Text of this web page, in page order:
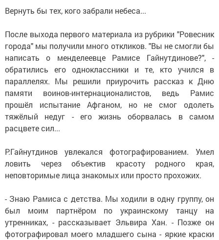
Вернуть бы тех, кого забрали небеса...
После выхода первого материала из рубрики "Ровесник
города" мы получили много откликов. "Вы не смогли бы
написать о менделеевце Рамисе Гайнутдинове?", -
обратились его одноклассники и те, кто учился в
параллелях. Мы решили приурочить рассказ к Дню
памяти воинов-интернационалистов, ведь Рамис
прошёл испытание Афганом, но не смог одолеть
тяжёлый недуг - его жизнь оборвалась в самом
расцвете сил...
Р.Гайнутдинов увлекался фотографированием. Умел
ловить через объектив красоту родного края,
неповторимые лица знакомых или просто прохожих.
- Знаю Рамиса с детства. Мы ходили в одну группу, он
был моим партнёром по украинскому танцу на
утренниках, - рассказывает Эльвира Хан. - Позже он
фотографировал моего младшего сына - яркие краски